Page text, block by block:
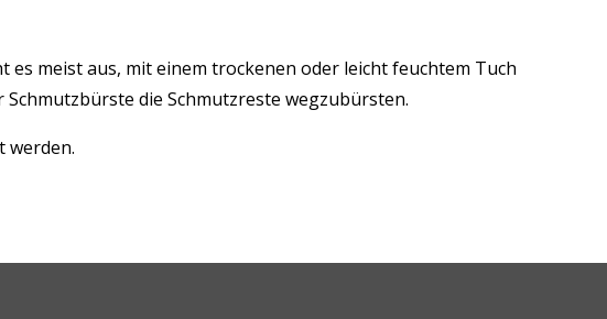
es meist aus, mit einem trockenen oder leicht feuchtem Tuch
die Schmutzreste wegzubürsten.
werden.